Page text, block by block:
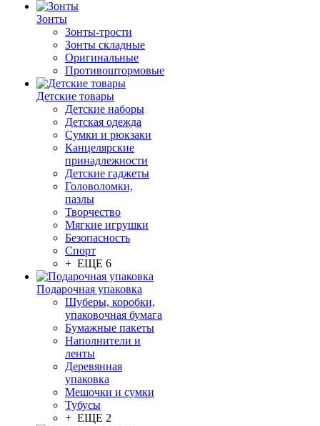
Зонты
Зонты-трости
Зонты складные
Оригинальные
Противоштормовые
Детские товары
Детские наборы
Детская одежда
Сумки и рюкзаки
Канцелярские
принадлежности
Детские гаджеты
Головоломки,
пазлы
Творчество
Мягкие игрушки
Безопасность
Спорт
+ ЕЩЕ 6
Подарочная упаковка
Шуберы, коробки,
упаковочная бумага
Бумажные пакеты
Наполнители и
ленты
Деревянная
упаковка
Мешочки и сумки
Тубусы
+ ЕЩЕ 2